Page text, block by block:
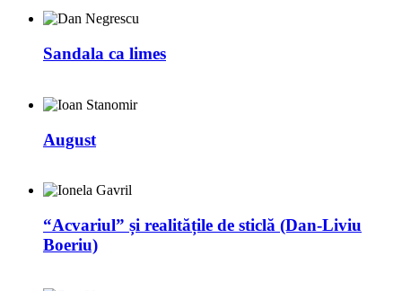
Sandala ca limes
August
“Acvariul” și realitățile de sticlă (Dan-Liviu
Boeriu)